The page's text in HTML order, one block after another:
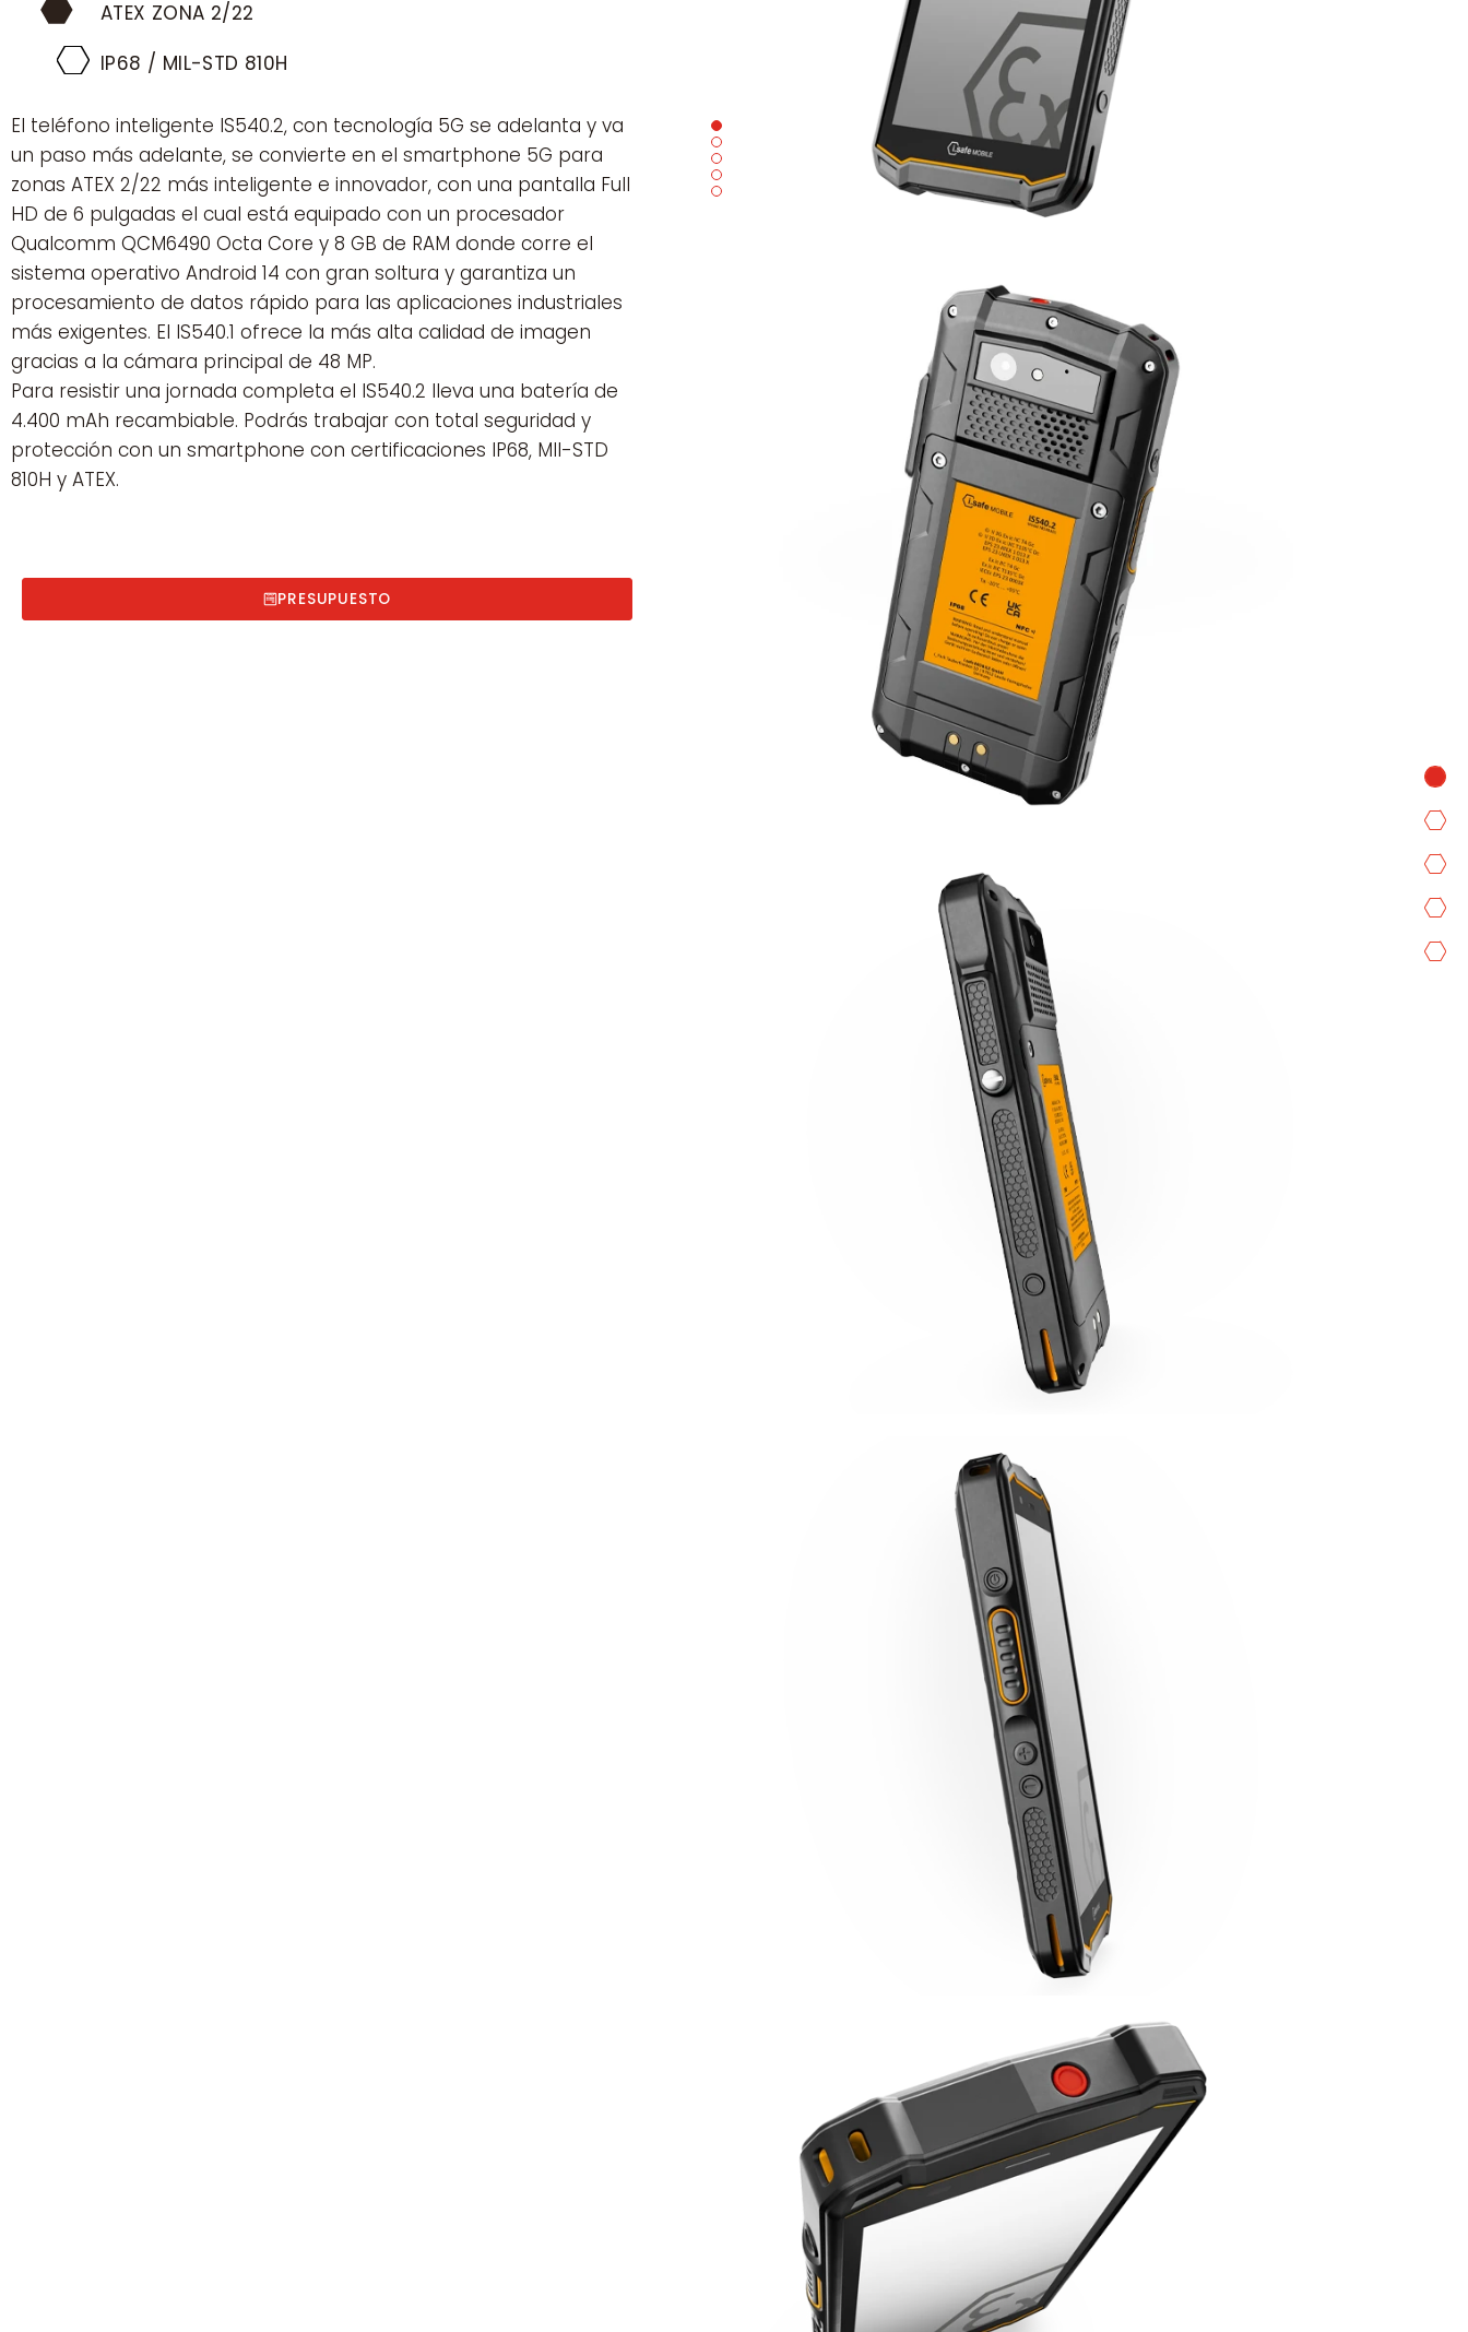
ATEX ZONA 2/22
IP68 / MIL-STD 810H
El teléfono inteligente IS540.2, con tecnología 5G se adelanta y va
un paso más adelante, se convierte en el smartphone 5G para
zonas ATEX 2/22 más inteligente e innovador, con una pantalla Full
HD de 6 pulgadas el cual está equipado con un procesador
Qualcomm QCM6490 Octa Core y 8 GB de RAM donde corre el
sistema operativo Android 14 con gran soltura y garantiza un
procesamiento de datos rápido para las aplicaciones industriales
más exigentes. El IS540.1 ofrece la más alta calidad de imagen
gracias a la cámara principal de 48 MP.
Para resistir una jornada completa el IS540.2 lleva una batería de
4.400 mAh recambiable. Podrás trabajar con total seguridad y
protección con un smartphone con certificaciones IP68, MIl-STD
810H y ATEX.
PRESUPUESTO